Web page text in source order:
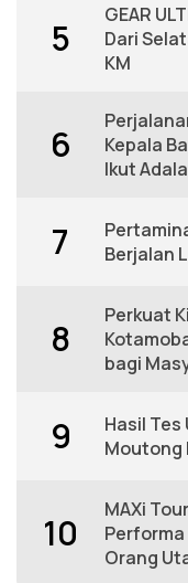
5
GEAR
Dari
KM
6
Kepala
Ikut
7
Berjalan
8
Perkuat
bagi
9
Hasil Tes
Moutong
10
MAXi
Performa
Orang